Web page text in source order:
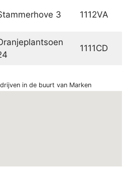
3 1112VA
1111CD
in de buurt van Marken